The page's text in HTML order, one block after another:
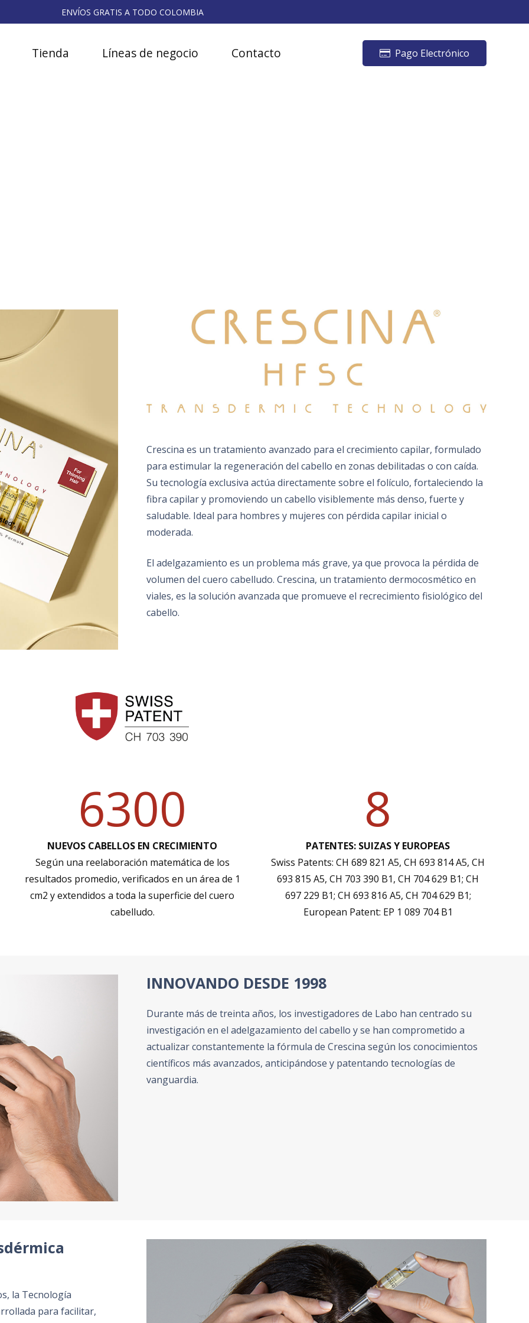
ENVÍOS GRATIS A TODO COLOMBIA
Tienda Líneas de negocio Contacto Pago Electrónico
Crescina es un tratamiento avanzado para el crecimiento capilar, formulado
para estimular la regeneración del cabello en zonas debilitadas o con caída.
Su tecnología exclusiva actúa directamente sobre el folículo, fortaleciendo la
fibra capilar y promoviendo un cabello visiblemente más denso, fuerte y
saludable. Ideal para hombres y mujeres con pérdida capilar inicial o
moderada.
El adelgazamiento es un problema más grave, ya que provoca la pérdida de
volumen del cuero cabelludo. Crescina, un tratamiento dermocosmético en
viales, es la solución avanzada que promueve el recrecimiento fisiológico del
cabello.
6300
NUEVOS CABELLOS EN CRECIMIENTO
Según una reelaboración matemática de los
resultados promedio, verificados en un área de 1
cm2 y extendidos a toda la superficie del cuero
cabelludo.
8
PATENTES: SUIZAS Y EUROPEAS
Swiss Patents: CH 689 821 A5, CH 693 814 A5, CH
693 815 A5, CH 703 390 B1, CH 704 629 B1; CH
697 229 B1; CH 693 816 A5, CH 704 629 B1;
European Patent: EP 1 089 704 B1
INNOVANDO DESDE 1998
Durante más de treinta años, los investigadores de Labo han centrado su
investigación en el adelgazamiento del cabello y se han comprometido a
actualizar constantemente la fórmula de Crescina según los conocimientos
científicos más avanzados, anticipándose y patentando tecnologías de
vanguardia.
la Tecnología
para facilitar,